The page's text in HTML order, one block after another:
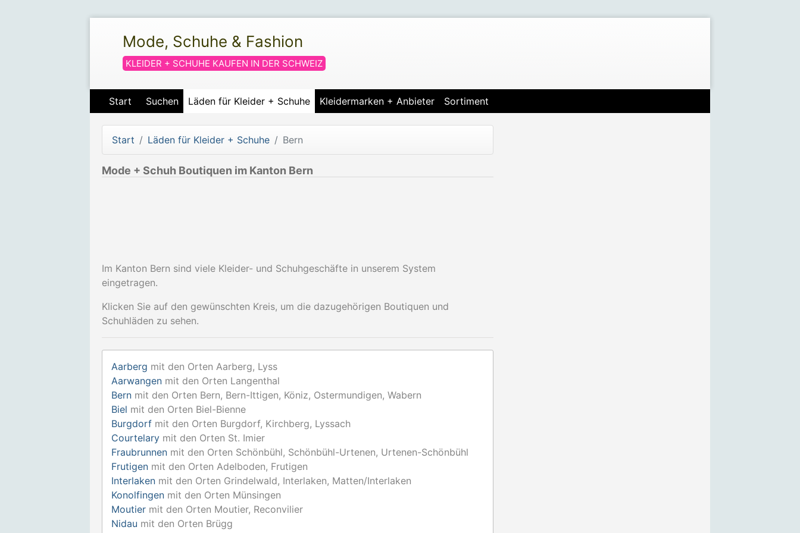
Mode, Schuhe & Fashion
KLEIDER + SCHUHE KAUFEN IN DER SCHWEIZ
Start Suchen Läden für Kleider + Schuhe Kleidermarken + Anbieter Sortiment
Start Läden für Kleider + Schuhe Bern
Mode + Schuh Boutiquen im Kanton Bern
Im Kanton Bern sind viele Kleider- und Schuhgeschäfte in unserem System
eingetragen.
Klicken Sie auf den gewünschten Kreis, um die dazugehörigen Boutiquen und
Schuhläden zu sehen.
Aarberg mit den Orten Aarberg, Lyss
Aarwangen mit den Orten Langenthal
Bern mit den Orten Bern, Bern-Ittigen, Köniz, Ostermundigen, Wabern
Biel mit den Orten Biel-Bienne
Burgdorf mit den Orten Burgdorf, Kirchberg, Lyssach
Courtelary mit den Orten St. Imier
Fraubrunnen mit den Orten Schönbühl, Schönbühl-Urtenen, Urtenen-Schönbühl
Frutigen mit den Orten Adelboden, Frutigen
Interlaken mit den Orten Grindelwald, Interlaken, Matten/Interlaken
Konolfingen mit den Orten Münsingen
Moutier mit den Orten Moutier, Reconvilier
Nidau mit den Orten Brügg